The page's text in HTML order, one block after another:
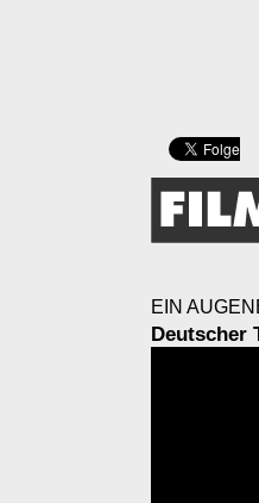
EIN
Deutscher